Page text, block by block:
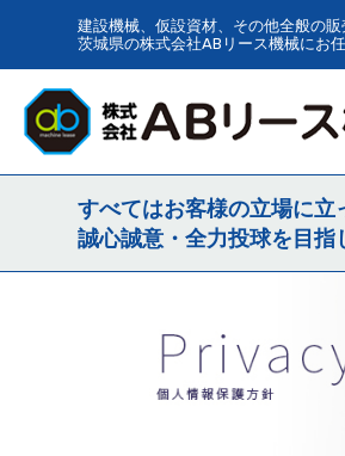
建設機械、仮設資材、その他全般の
茨城県の株式会社ABリース機械にお
すべてはお客様の立場に立
誠心誠意・全力投球を目指